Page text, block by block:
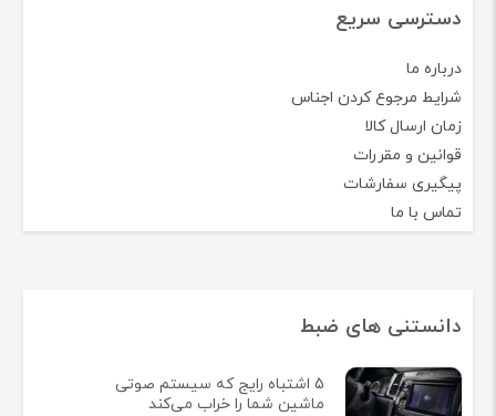
دسترسی سریع
درباره ما
شرایط مرجوع کردن اجناس
زمان ارسال کالا
قوانین و مقررات
پیگیری سفارشات
تماس با ما
دانستنی های ضبط
5 اشتباه رایج که سیستم صوتی
ماشین شما را خراب می‌کند